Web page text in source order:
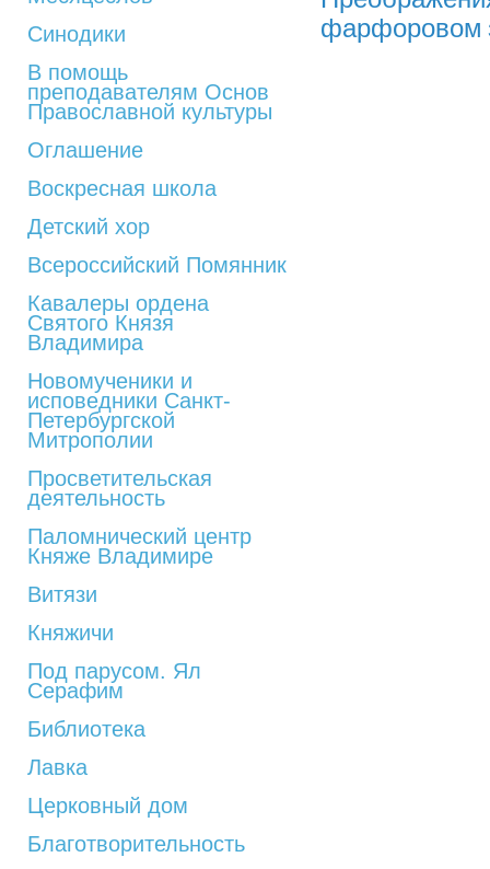
Синодики
В помощь
преподавателям Основ
Православной культуры
Оглашение
Воскресная школа
Детский хор
Всероссийский Помянник
Кавалеры ордена
Святого Князя
Владимира
Новомученики и
исповедники Санкт-
Петербургской
Митрополии
Просветительская
деятельность
Паломнический центр
Княже Владимире
Витязи
Княжичи
Под парусом. Ял
Серафим
Библиотека
Лавка
Церковный дом
Благотворительность
фарфоровом